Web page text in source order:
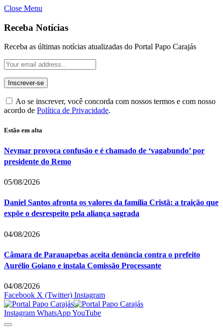
Close Menu
Receba Notícias
Receba as últimas notícias atualizadas do Portal Papo Carajás
Ao se inscrever, você concorda com nossos termos e com nosso
acordo de Política de Privacidade.
Estão em alta
Neymar provoca confusão e é chamado de ‘vagabundo’ por
presidente do Remo
05/08/2026
Daniel Santos afronta os valores da família Cristã: a traição que
expõe o desrespeito pela aliança sagrada
04/08/2026
Câmara de Parauapebas aceita denúncia contra o prefeito
Aurélio Goiano e instala Comissão Processante
04/08/2026
Facebook X (Twitter) Instagram
Instagram WhatsAppYouTube